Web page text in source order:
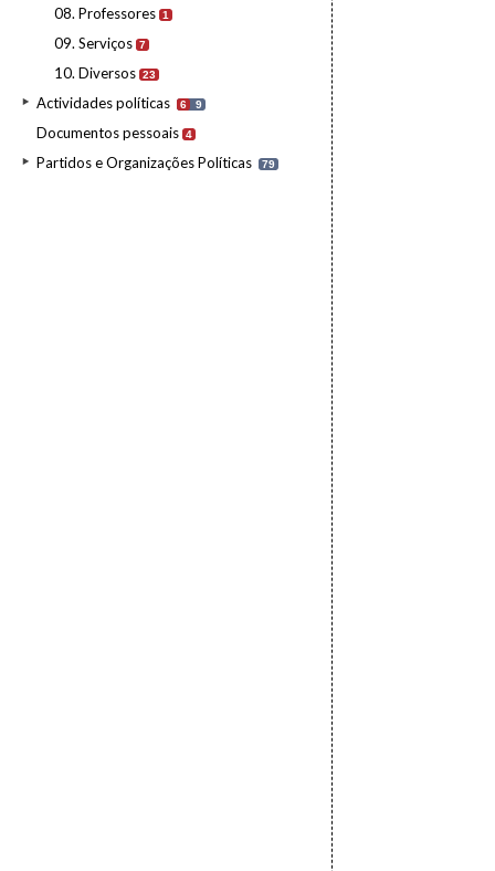
08. Professores 1
09. Serviços 7
10. Diversos 23
Actividades políticas 6 9
Documentos pessoais 4
Partidos e Organizações Políticas 79